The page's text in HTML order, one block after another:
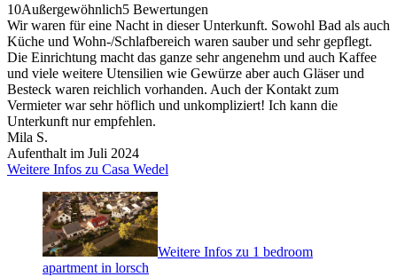
10Außergewöhnlich5 Bewertungen
Wir waren für eine Nacht in dieser Unterkunft. Sowohl Bad als auch
Küche und Wohn-/Schlafbereich waren sauber und sehr gepflegt.
Die Einrichtung macht das ganze sehr angenehm und auch Kaffee
und viele weitere Utensilien wie Gewürze aber auch Gläser und
Besteck waren reichlich vorhanden. Auch der Kontakt zum
Vermieter war sehr höflich und unkompliziert! Ich kann die
Unterkunft nur empfehlen.
Mila S.
Aufenthalt im Juli 2024
Weitere Infos zu Casa Wedel
Weitere Infos zu 1 bedroom
apartment in lorsch